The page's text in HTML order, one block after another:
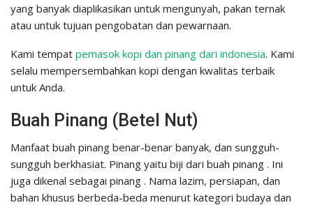
yang banyak diaplikasikan untuk mengunyah, pakan ternak
atau untuk tujuan pengobatan dan pewarnaan.
Kami tempat pemasok kopi dan pinang dari indonesia. Kami
selalu mempersembahkan kopi dengan kwalitas terbaik
untuk Anda.
Buah Pinang (Betel Nut)
Manfaat buah pinang benar-benar banyak, dan sungguh-
sungguh berkhasiat. Pinang yaitu biji dari buah pinang . Ini
juga dikenal sebagai pinang . Nama lazim, persiapan, dan
bahan khusus berbeda-beda menurut kategori budaya dan